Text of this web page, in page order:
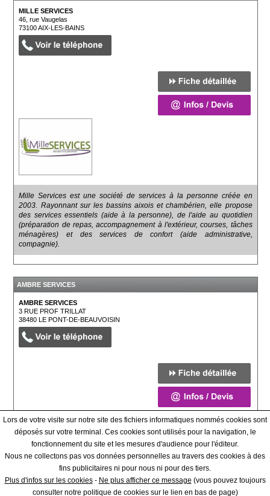
MILLE SERVICES
46, rue Vaugelas
73100AIX-LES-BAINS
Mille Services est une société de services à la personne créée en
2003. Rayonnant sur les bassins aixois et chambérien, elle propose
des services essentiels (aide à la personne), de l'aide au quotidien
(préparation de repas, accompagnement à l'extérieur, courses, tâches
ménagères) et des services de confort (aide administrative,
compagnie).
AMBRE SERVICES
AMBRE SERVICES
3 RUE PROF TRILLAT
38480LE PONT-DE-BEAUVOISIN
Qui sommes-nous ? - Contact - Conditions générales
|
Creer une fiche - espace PRO
Lors de votre visite sur notre site des fichiers informatiques nommés cookies sont
déposés sur votre terminal. Ces cookies sont utilisés pour la navigation, le
fonctionnement du site et les mesures d'audience pour l'éditeur.
Nous ne collectons pas vos données personnelles au travers des cookies à des
fins publicitaires ni pour nous ni pour des tiers.
Plus d'infos sur les cookies- Ne plus afficher ce message (vous pouvez toujours
consulter notre politique de cookies sur le lien en bas de page)